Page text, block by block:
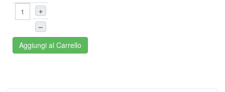
+
–
Aggiungi al Carrello